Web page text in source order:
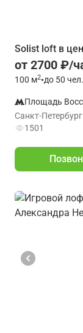
Solist loft в
от 2700 ₽/
100 м2•до 50 чел.
Площадь
Санкт-Петербург
1501